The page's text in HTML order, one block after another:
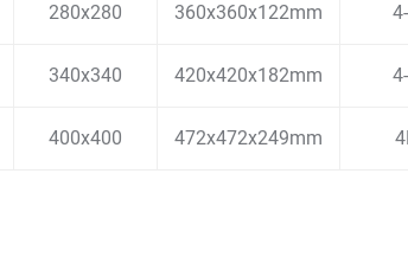
280x280 360x360x122mm
340x340 420x420x182mm
400x400 472x472x249mm